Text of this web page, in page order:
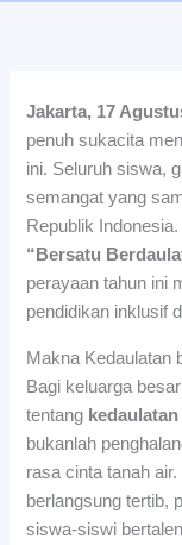
Jakarta, 17
penuh sukacita
ini. Seluruh siswa,
semangat yang
Republik
“Bersatu
perayaan tahun ini
pendidikan inklusif
Makna Kedaulatan
Bagi keluarga
tentang
bukanlah
rasa cinta tanah
berlangsung tertib,
siswa-siswi